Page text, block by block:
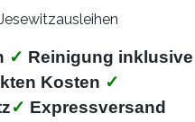
✓ Reinigung inklusive
Kosten ✓
✓ Expressversand